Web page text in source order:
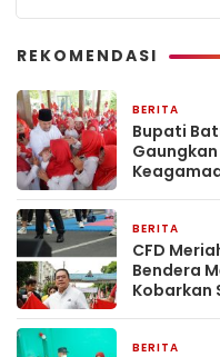
REKOMENDASI
BERITA
Bupati
BERITA
CFD
Bendera
Kobarkan
BERITA